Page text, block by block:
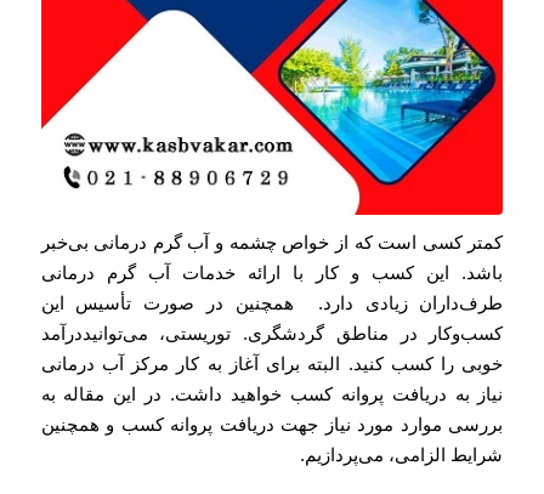
کمتر کسی است که از خواص چشمه و آب گرم درمانی بی‌خبر
باشد. این کسب و کار با ارائه خدمات آب گرم درمانی
طرف‌داران زیادی دارد. همچنین در صورت تأسیس این
کسب‌وکار در مناطق گردشگری. توریستی، می‌توانیددرآمد
خوبی را کسب کنید. البته برای آغاز به کار مرکز آب درمانی
نیاز به دریافت پروانه کسب خواهید داشت. در این مقاله به
بررسی موارد مورد نیاز جهت دریافت پروانه کسب و همچنین
شرایط الزامی، می‌پردازیم.